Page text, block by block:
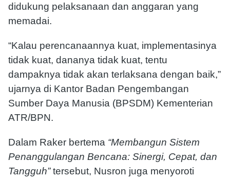
didukung pelaksanaan dan anggaran yang
memadai.
“Kalau perencanaannya kuat, implementasinya
tidak kuat, dananya tidak kuat, tentu
dampaknya tidak akan terlaksana dengan baik,”
ujarnya di Kantor Badan Pengembangan
Sumber Daya Manusia (BPSDM) Kementerian
ATR/BPN.
Dalam Raker bertema “Membangun Sistem
Penanggulangan Bencana: Sinergi, Cepat, dan
Tangguh”tersebut, Nusron juga menyoroti